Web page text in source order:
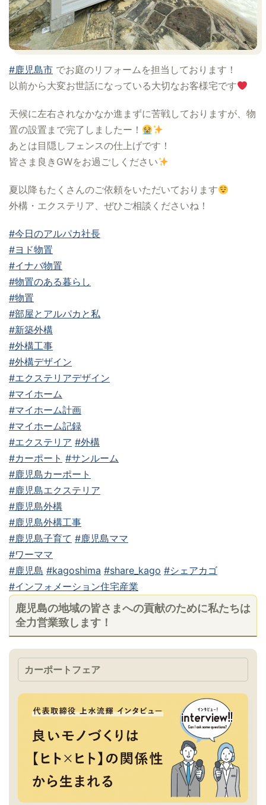
#鹿児島市 でお庭のリフォームを担当しております！
以前から大変お世話になっている大切なお客様宅です
天候に左右されなかなか進まずに苦戦しておりますが、物
置の設置まで完了しましたー！
あとは目隠しフェンスの仕上げです！
皆さま良きGWをお過ごしください
夏以降もたくさんのご依頼をいただいております
外構・エクステリア、ぜひご相談くださいね！
#今日のアルパカ社長
#ヨド物置
#イナバ物置
#物置のある暮らし
#物置
#部屋とアルパカと私
#新築外構
#外構工事
#外構デザイン
#エクステリアデザイン
#マイホーム
#マイホーム計画
#マイホーム記録
#エクステリア #外構
#カーポート #サンルーム
#鹿児島カーポート
#鹿児島エクステリア
#鹿児島外構
#鹿児島外構工事
#鹿児島子育て #鹿児島ママ
#ワーママ
#鹿児島 #kagoshima #share_kago #シェアカゴ
#インフォメーション住宅産業
鹿児島の地域の皆さまへの貢献のために私たちは
全力営業致します！
カーポートフェア